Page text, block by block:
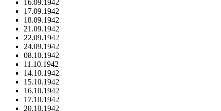
16.09.1942
17.09.1942
18.09.1942
21.09.1942
22.09.1942
24.09.1942
08.10.1942
11.10.1942
14.10.1942
15.10.1942
16.10.1942
17.10.1942
20.10.1942